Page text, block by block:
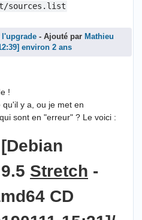
sources.list
l'upgrade - Ajouté par Mathieu
environ 2 ans
!
y a, ou je met en
sont en "erreur" ? Le voici :
Stretch -
CD